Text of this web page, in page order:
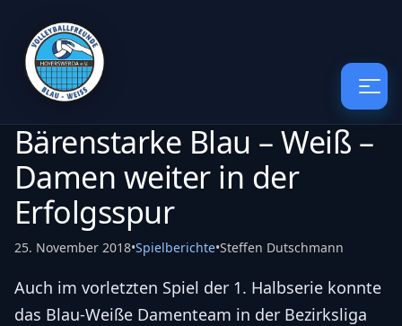
Bärenstarke Blau – Weiß –
Damen weiter in der
Erfolgsspur
25. November 2018•Spielberichte•Steffen Dutschmann
Auch im vorletzten Spiel der 1. Halbserie konnte
das Blau-Weiße Damenteam in der Bezirksliga